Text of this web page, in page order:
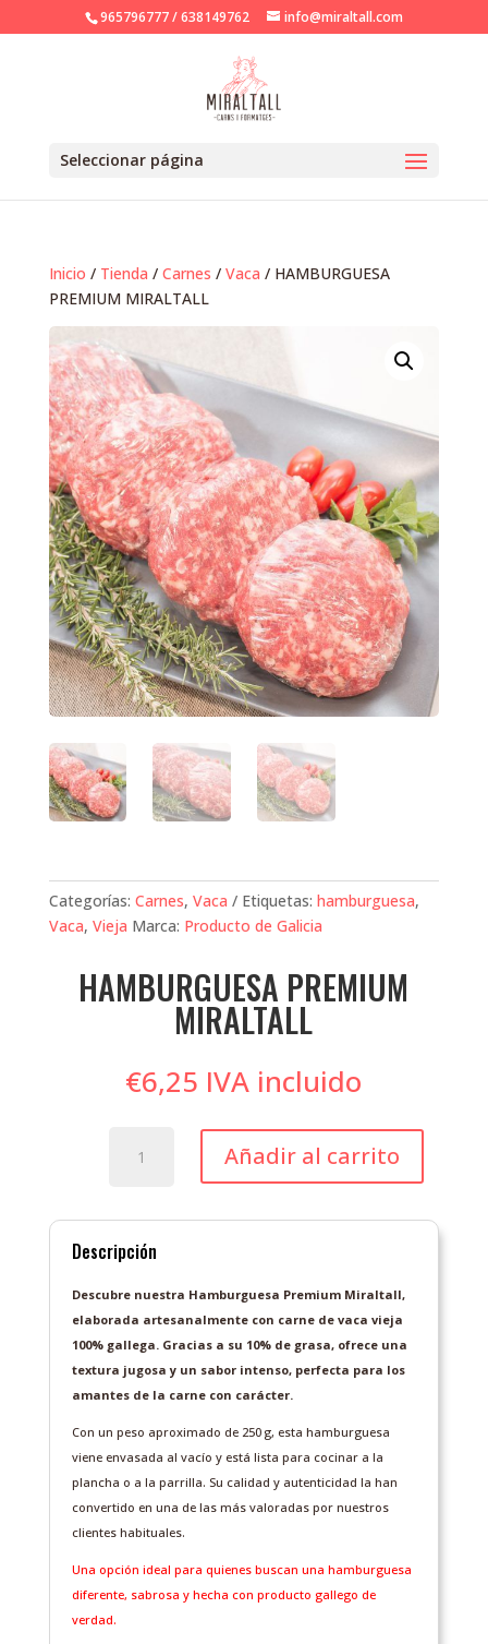
965796777 / 638149762 info@miraltall.com
Seleccionar página
Inicio / Tienda / Carnes / Vaca / HAMBURGUESA
PREMIUM MIRALTALL
Categorías: Carnes, Vaca Etiquetas: hamburguesa,
Vaca, Vieja Marca: Producto de Galicia
HAMBURGUESA PREMIUM
MIRALTALL
€6,25 IVA incluido
HAMBURGUESA
PREMIUM
Añadir al carrito
Descripción
Descubre nuestra Hamburguesa Premium Miraltall,
elaborada artesanalmente con carne de vaca vieja
100% gallega. Gracias a su 10% de grasa, ofrece una
textura jugosa y un sabor intenso, perfecta para los
amantes de la carne con carácter.
Con un peso aproximado de 250 g, esta hamburguesa
viene envasada al vacío y está lista para cocinar a la
plancha o a la parrilla. Su calidad y autenticidad la han
convertido en una de las más valoradas por nuestros
clientes habituales.
Una opción ideal para quienes buscan una hamburguesa
diferente, sabrosa y hecha con producto gallego de
verdad.